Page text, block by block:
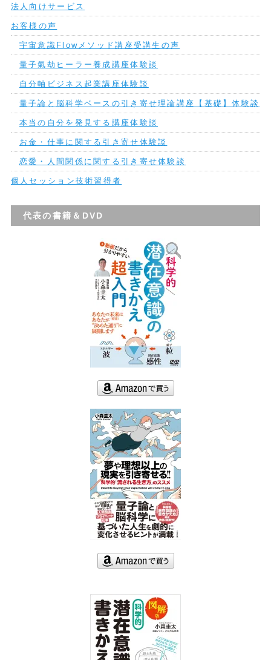
法人向けサービス
お客様の声
宇宙意識Flowメソッド講座受講生の声
量子氣劫ヒーラー養成講座体験談
自分軸ビジネス起業講座体験談
量子論と脳科学ベースの引き寄せ理論講座【基礎】体験談
本当の自分を発見する講座体験談
お金・仕事に関する引き寄せ体験談
恋愛・人間関係に関する引き寄せ体験談
個人セッション技術習得者
代表の書籍＆DVD